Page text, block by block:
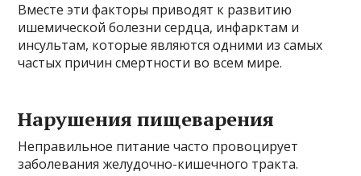
Вместе эти факторы приводят к развитию
ишемической болезни сердца, инфарктам и
инсультам, которые являются одними из самых
частых причин смертности во всем мире.
Нарушения пищеварения
Неправильное питание часто провоцирует
заболевания желудочно-кишечного тракта.